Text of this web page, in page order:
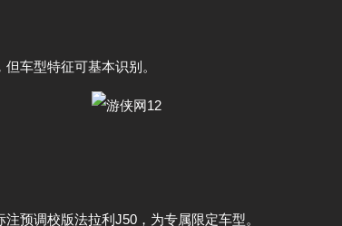
车型特征可基本识别。
预调校版法拉利J50，为专属限定车型。